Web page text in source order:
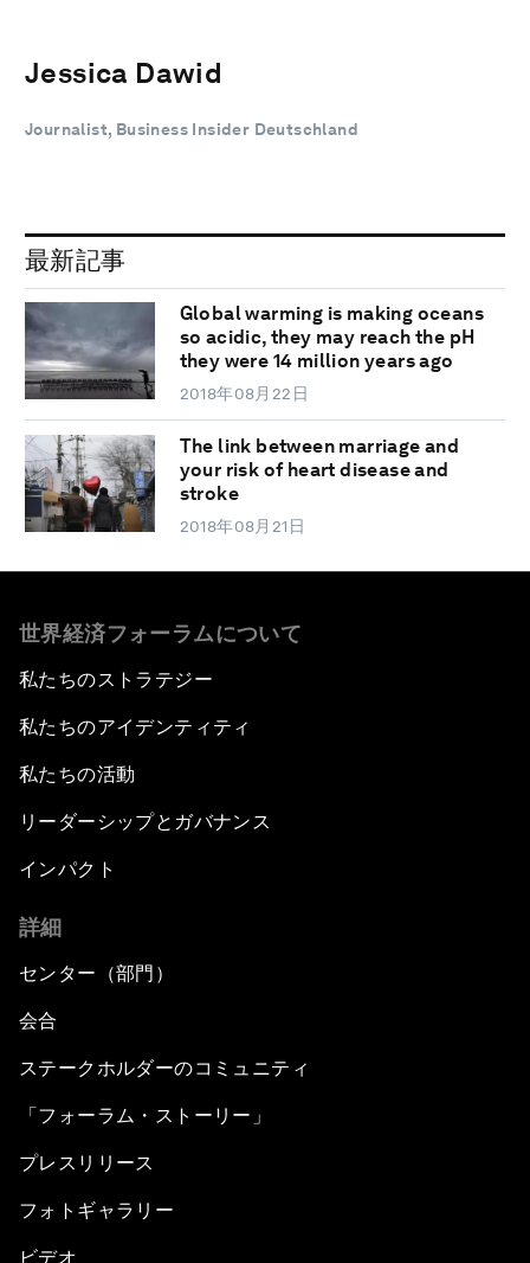
Jessica Dawid
Journalist, Business Insider Deutschland
最新記事
Global warming is making oceans
so acidic, they may reach the pH
they were 14 million years ago
2018年08月22日
The link between marriage and
your risk of heart disease and
stroke
2018年08月21日
世界経済フォーラムについて
私たちのストラテジー
私たちのアイデンティティ
私たちの活動
リーダーシップとガバナンス
インパクト
詳細
センター（部門）
会合
ステークホルダーのコミュニティ
「フォーラム・ストーリー」
プレスリリース
フォトギャラリー
ビデオ